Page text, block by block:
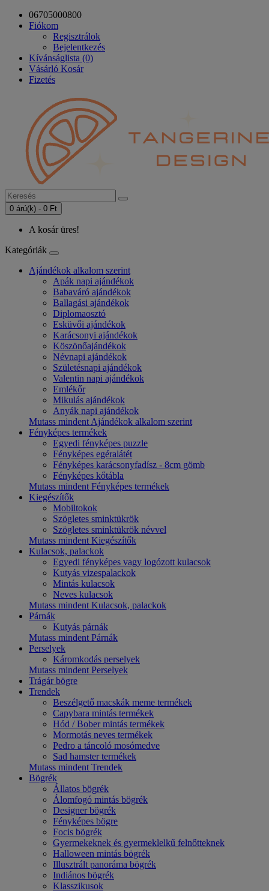
06705000800
Fiókom
Regisztrálok
Bejelentkezés
Kívánságlista (0)
Vásárló Kosár
Fizetés
0 árú(k) - 0 Ft
A kosár üres!
Kategóriák
Ajándékok alkalom szerint
Apák napi ajándékok
Babaváró ajándékok
Ballagási ajándékok
Diplomaosztó
Esküvői ajándékok
Karácsonyi ajándékok
Köszönőajándékok
Névnapi ajándékok
Születésnapi ajándékok
Valentin napi ajándékok
Emlékőr
Mikulás ajándékok
Anyák napi ajándékok
Mutass mindent Ajándékok alkalom szerint
Fényképes termékek
Egyedi fényképes puzzle
Fényképes egéralátét
Fényképes karácsonyfadísz - 8cm gömb
Fényképes kőtábla
Mutass mindent Fényképes termékek
Kiegészítők
Mobiltokok
Szögletes sminktükrök
Szögletes sminktükrök névvel
Mutass mindent Kiegészítők
Kulacsok, palackok
Egyedi fényképes vagy logózott kulacsok
Kutyás vizespalackok
Mintás kulacsok
Neves kulacsok
Mutass mindent Kulacsok, palackok
Párnák
Kutyás párnák
Mutass mindent Párnák
Perselyek
Káromkodás perselyek
Mutass mindent Perselyek
Trágár bögre
Trendek
Beszélgető macskák meme termékek
Capybara mintás termékek
Hód / Bober mintás termékek
Mormotás neves termékek
Pedro a táncoló mosómedve
Sad hamster termékek
Mutass mindent Trendek
Bögrék
Állatos bögrék
Álomfogó mintás bögrék
Designer bögrék
Fényképes bögre
Focis bögrék
Gyermekeknek és gyermeklelkű felnőtteknek
Halloween mintás bögrék
Illusztrált panoráma bögrék
Indiános bögrék
Klasszikusok